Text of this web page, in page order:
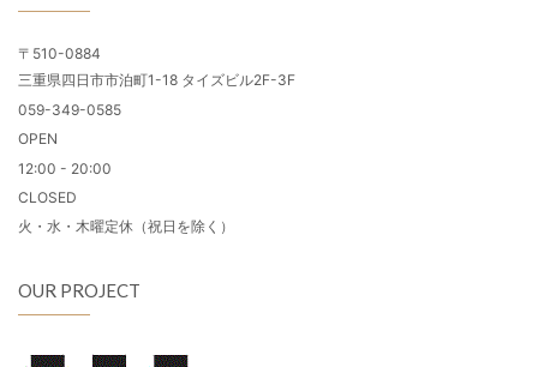
〒510-0884
三重県四日市市泊町1-18 タイズビル2F-3F
059-349-0585
OPEN
12:00 - 20:00
CLOSED
火・水・木曜定休（祝日を除く）
OUR PROJECT